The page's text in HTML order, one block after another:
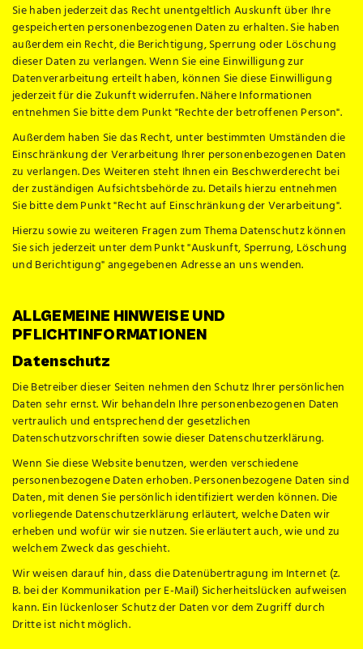
Sie haben jederzeit das Recht unentgeltlich Auskunft über Ihre
gespeicherten personenbezogenen Daten zu erhalten. Sie haben
außerdem ein Recht, die Berichtigung, Sperrung oder Löschung
dieser Daten zu verlangen. Wenn Sie eine Einwilligung zur
Datenverarbeitung erteilt haben, können Sie diese Einwilligung
jederzeit für die Zukunft widerrufen. Nähere Informationen
entnehmen Sie bitte dem Punkt "Rechte der betroffenen Person".
Außerdem haben Sie das Recht, unter bestimmten Umständen die
Einschränkung der Verarbeitung Ihrer personenbezogenen Daten
zu verlangen. Des Weiteren steht Ihnen ein Beschwerderecht bei
der zuständigen Aufsichtsbehörde zu. Details hierzu entnehmen
Sie bitte dem Punkt "Recht auf Einschränkung der Verarbeitung".
Hierzu sowie zu weiteren Fragen zum Thema Datenschutz können
Sie sich jederzeit unter dem Punkt "Auskunft, Sperrung, Löschung
und Berichtigung" angegebenen Adresse an uns wenden.
ALLGEMEINE HINWEISE UND
PFLICHTINFORMATIONEN
Datenschutz
Die Betreiber dieser Seiten nehmen den Schutz Ihrer persönlichen
Daten sehr ernst. Wir behandeln Ihre personenbezogenen Daten
vertraulich und entsprechend der gesetzlichen
Datenschutzvorschriften sowie dieser Datenschutzerklärung.
Wenn Sie diese Website benutzen, werden verschiedene
personenbezogene Daten erhoben. Personenbezogene Daten sind
Daten, mit denen Sie persönlich identifiziert werden können. Die
vorliegende Datenschutzerklärung erläutert, welche Daten wir
erheben und wofür wir sie nutzen. Sie erläutert auch, wie und zu
welchem Zweck das geschieht.
Wir weisen darauf hin, dass die Datenübertragung im Internet (z.
B. bei der Kommunikation per E-Mail) Sicherheitslücken aufweisen
kann. Ein lückenloser Schutz der Daten vor dem Zugriff durch
Dritte ist nicht möglich.